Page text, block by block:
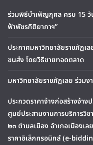
ร่วมพิธีบำเพ็ญกุศล ครบ 15 วั
ฟ้าพัชรกิติยาภาฯ”
ประกาศมหาวิทยาลัยราชภัฏเ
ขนส่ง โดยวิธีขายทอดตลาด
มหาวิทยาลัยราชภัฏเลย ร่วม
ประกวดราคาจ้างก่อสร้างจ้า
ศูนย์ประสานงานการบริการวิ
๒๓ ตำบลเมือง อำเภอเมืองเ
ราคาอิเล็กทรอนิกส์ (e-